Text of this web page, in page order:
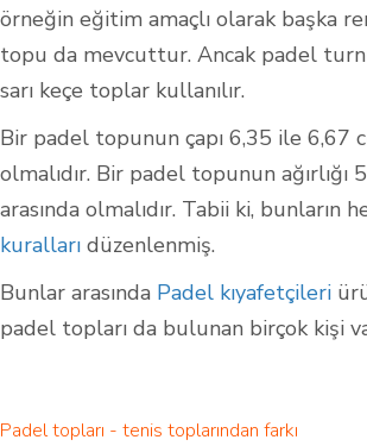
örneğin eğitim amaçlı olarak başka
topu da mevcuttur. Ancak padel
sarı keçe toplar kullanılır.
Bir padel topunun çapı 6,35 ile 6,67
olmalıdır. Bir padel topunun ağırlığı
arasında olmalıdır. Tabii ki, bunların
kuralları düzenlenmiş.
Bunlar arasında Padel kıyafetçileri
padel topları da bulunan birçok kişi
Padel topları - tenis toplarından farkı